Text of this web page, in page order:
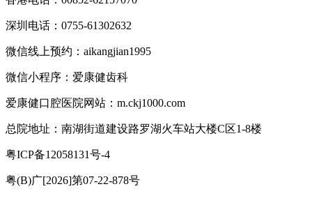
深圳电话：0755-61302632
微信线上预约：aikangjian1995
微信小程序：爱康健齿科
爱康健口腔医院网站：m.ckj1000.com
总院地址：南湖街道建设路罗湖火车站大楼C区1-8楼
粤ICP备12058131号-4
粤(B)广[2026]第07-22-878号